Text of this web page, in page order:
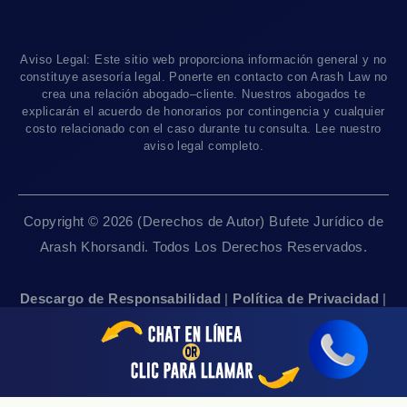
Accidentes De Camiones
Abogados De Muerte Por Negligencia
Contáctanos
Empleos
Mapa Del Sitio
Linea De 24hrs: (310) 277-7529
Disponible Sólo Con Cita Previa
Sacramento, CA 95825
San Francisco, CA 94111
Disponible Sólo Con Cita Previa
Sherman Oaks, CA 91403
Linea De 24hrs: (818) 696-4440
Disponible Sólo Con Cita Previa
Aviso Legal: Este sitio web proporciona información general y no
constituye asesoría legal. Ponerte en contacto con Arash Law no
crea una relación abogado–cliente. Nuestros abogados te
explicarán el acuerdo de honorarios por contingencia y cualquier
costo relacionado con el caso durante tu consulta. Lee nuestro
aviso legal completo.
Copyright © 2026 (Derechos de Autor) Bufete Jurídico de
Arash Khorsandi. Todos Los Derechos Reservados.
Descargo de Responsabilidad | Política de Privacidad |
Accesibilidad|Empleos| Mapa Del Sitio